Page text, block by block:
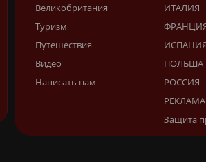
Великобритания
Туризм
Путешествия
Видео
Написать нам
ИТАЛИЯ
ИСПАНИЯ
ПОЛЬША
РОССИЯ
Защита